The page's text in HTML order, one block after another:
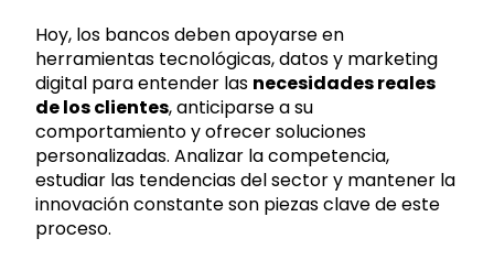
Hoy, los bancos deben apoyarse en
herramientas tecnológicas, datos y marketing
digital para entender las necesidades reales
de los clientes, anticiparse a su
comportamiento y ofrecer soluciones
personalizadas. Analizar la competencia,
estudiar las tendencias del sector y mantener la
innovación constante son piezas clave de este
proceso.